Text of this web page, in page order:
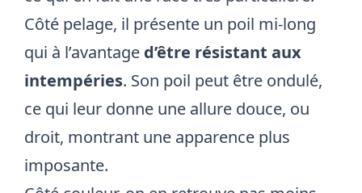
Côté pelage, il présente un poil mi-long
qui à l’avantage d’être résistant aux
intempéries. Son poil peut être ondulé,
ce qui leur donne une allure douce, ou
droit, montrant une apparence plus
imposante.